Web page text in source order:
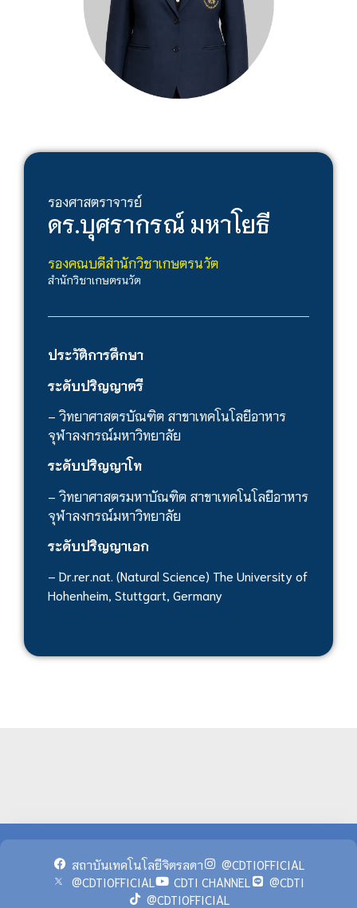
รองศาสตราจารย์
ดร.บุศรากรณ์ มหาโยธี
รองคณบดีสำนักวิชาเกษตรนวัต
สำนักวิชาเกษตรนวัต
ประวัติการศึกษา
ระดับปริญญาตรี
– วิทยาศาสตรบัณฑิต สาขาเทคโนโลยีอาหาร
จุฬาลงกรณ์มหาวิทยาลัย
ระดับปริญญาโท
– วิทยาศาสตรมหาบัณฑิต สาขาเทคโนโลยีอาหาร
จุฬาลงกรณ์มหาวิทยาลัย
ระดับปริญญาเอก
– Dr.rer.nat. (Natural Science) The University of
Hohenheim, Stuttgart, Germany
สถาบันเทคโนโลยีจิตรลดา
@CDTIOFFICIAL
@CDTIOFFICIAL
CDTI CHANNEL
@CDTI
@CDTIOFFICIAL